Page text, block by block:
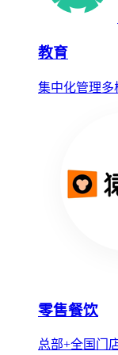
教育
集中化管理多
零售餐饮
总部+全国门